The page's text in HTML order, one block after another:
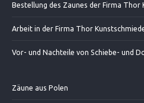
Bestellung des Zaunes der Firma Thor
Arbeit in der Firma Thor
Vor- und Nachteile von Schiebe- und
Zäune aus Polen